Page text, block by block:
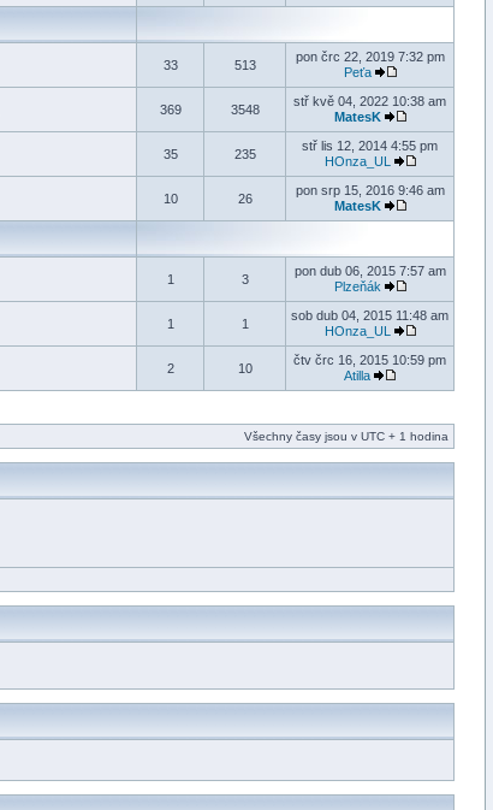
33 513
pon črc 22, 2019 7:32 pm
Peťa
369 3548
stř kvě 04, 2022 10:38 am
MatesK
35 235
stř lis 12, 2014 4:55 pm
HOnza_UL
10 26
pon srp 15, 2016 9:46 am
MatesK
1 3
pon dub 06, 2015 7:57 am
Plzeňák
1 1
sob dub 04, 2015 11:48 am
HOnza_UL
2 10
čtv črc 16, 2015 10:59 pm
Atilla
Všechny časy jsou v UTC + 1 hodina